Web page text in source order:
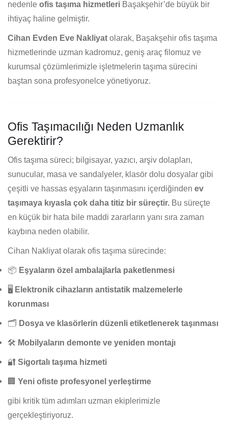
nedenle ofis taşıma hizmetleri Başakşehir’de büyük bir
ihtiyaç haline gelmiştir.
Cihan Evden Eve Nakliyat olarak, Başakşehir ofis taşıma
hizmetlerinde uzman kadromuz, geniş araç filomuz ve
kurumsal çözümlerimizle işletmelerin taşıma sürecini
baştan sona profesyonelce yönetiyoruz.
Ofis Taşımacılığı Neden Uzmanlık
Gerektirir?
Ofis taşıma süreci; bilgisayar, yazıcı, arşiv dolapları,
sunucular, masa ve sandalyeler, klasör dolu dosyalar gibi
çeşitli ve hassas eşyaların taşınmasını içerdiğinden ev
taşımaya kıyasla çok daha titiz bir süreçtir. Bu süreçte
en küçük bir hata bile maddi zararların yanı sıra zaman
kaybına neden olabilir.
Cihan Nakliyat olarak ofis taşıma sürecinde:
📦 Eşyaların özel ambalajlarla paketlenmesi
🖥️ Elektronik cihazların antistatik malzemelerle
korunması
🗂️ Dosya ve klasörlerin düzenli etiketlenerek taşınması
🛠️ Mobilyaların demonte ve yeniden montajı
🔐 Sigortalı taşıma hizmeti
🏢 Yeni ofiste profesyonel yerleştirme
gibi kritik tüm adımları uzman ekiplerimizle
gerçekleştiriyoruz.